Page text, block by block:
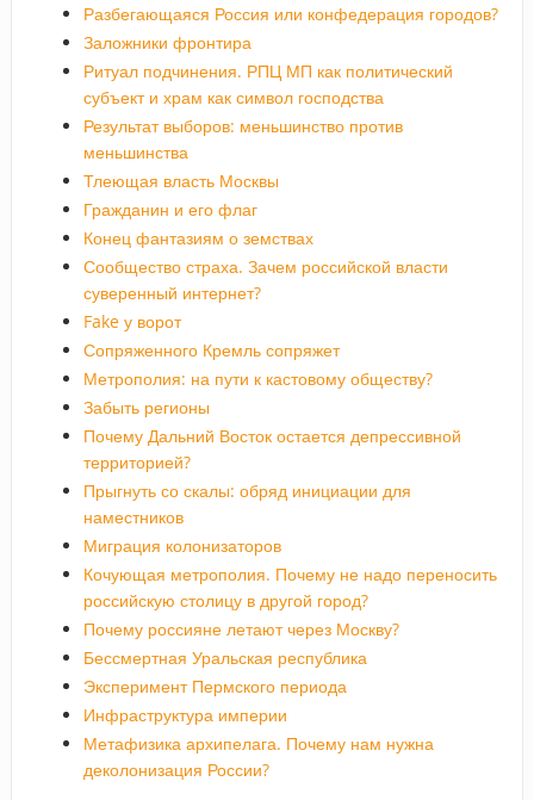
Разбегающаяся Россия или конфедерация городов?
Заложники фронтира
Ритуал подчинения. РПЦ МП как политический
субъект и храм как символ господства
Результат выборов: меньшинство против
меньшинства
Тлеющая власть Москвы
Гражданин и его флаг
Конец фантазиям о земствах
Сообщество страха. Зачем российской власти
суверенный интернет?
Fake у ворот
Сопряженного Кремль сопряжет
Метрополия: на пути к кастовому обществу?
Забыть регионы
Почему Дальний Восток остается депрессивной
территорией?
Прыгнуть со скалы: обряд инициации для
наместников
Миграция колонизаторов
Кочующая метрополия. Почему не надо переносить
российскую столицу в другой город?
Почему россияне летают через Москву?
Бессмертная Уральская республика
Эксперимент Пермского периода
Инфраструктура империи
Метафизика архипелага. Почему нам нужна
деколонизация России?